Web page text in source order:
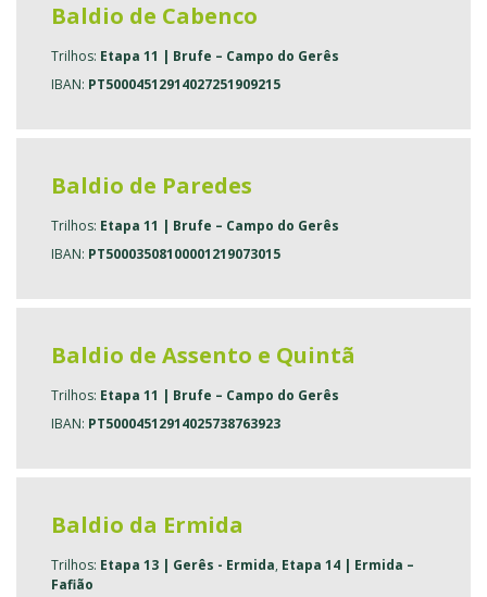
Baldio de Cabenco
Trilhos: Etapa 11 | Brufe – Campo do Gerês
IBAN: PT50004512914027251909215
Baldio de Paredes
Trilhos: Etapa 11 | Brufe – Campo do Gerês
IBAN: PT50003508100001219073015
Baldio de Assento e Quintã
Trilhos: Etapa 11 | Brufe – Campo do Gerês
IBAN: PT50004512914025738763923
Baldio da Ermida
Trilhos: Etapa 13 | Gerês - Ermida, Etapa 14 | Ermida –
Fafião